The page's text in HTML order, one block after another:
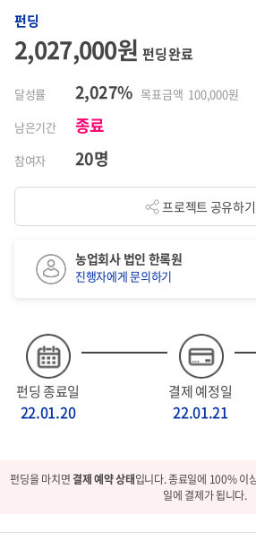
펀딩
2,027,000원펀딩 완료
달성률 2,027% 목표금액 100,000원
남은기간
종료
참여자 20명
프로젝트 공유하기
펀딩 종료일
22.01.20
결제 예정일
22.01.21
농업회사 법인 한록원
진행자에게 문의하기
펀딩을 마치면결제 예약 상태입니다. 종료일에 100% 이
일에 결제가 됩니다.